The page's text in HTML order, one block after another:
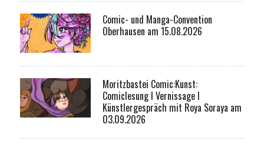
Comic- und Manga-Convention
Oberhausen am 15.08.2026
Moritzbastei Comic:Kunst:
Comiclesung I Vernissage I
Künstlergespräch mit Roya Soraya am
03.09.2026